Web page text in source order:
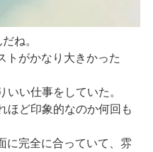
ね。
トがかなり大きかった
い仕事をしていた。
ほど印象的なのか何回も
に完全に合っていて、雰